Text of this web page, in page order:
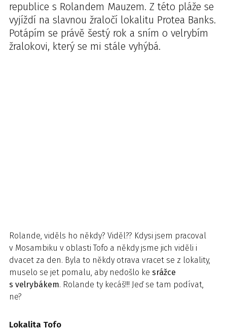
republice s Rolandem Mauzem. Z této pláže se
vyjíždí na slavnou žraločí lokalitu Protea Banks.
Potápím se právě šestý rok a sním o velrybím
žralokovi, který se mi stále vyhýbá.
Rolande, viděls ho někdy? Viděl?? Kdysi jsem pracoval
v Mosambiku v oblasti Tofo a někdy jsme jich viděli i
dvacet za den. Byla to někdy otrava vracet se z lokality,
muselo se jet pomalu, aby nedošlo ke srážce
s velrybákem. Rolande ty kecáš!!! Jeď se tam podívat,
ne?
Lokalita Tofo